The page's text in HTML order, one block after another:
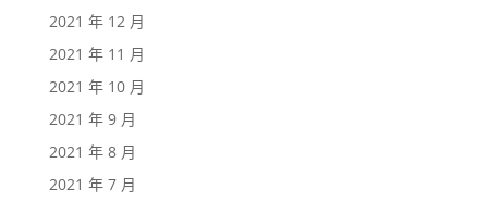
2021 年 12 月
2021 年 11 月
2021 年 10 月
2021 年 9 月
2021 年 8 月
2021 年 7 月